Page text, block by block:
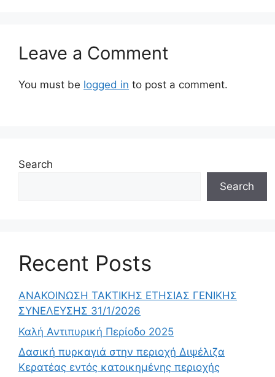
Leave a Comment
You must be logged in to post a comment.
Search
Search
Recent Posts
ΑΝΑΚΟΙΝΩΣΗ ΤΑΚΤΙΚΗΣ ΕΤΗΣΙΑΣ ΓΕΝΙΚΗΣ
ΣΥΝΕΛΕΥΣΗΣ 31/1/2026
Καλή Αντιπυρική Περίοδο 2025
Δασική πυρκαγιά στην περιοχή Διψέλιζα
Κερατέας εντός κατοικημένης περιοχής